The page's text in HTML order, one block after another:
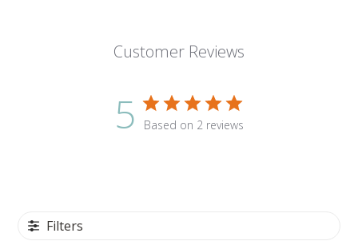
Customer Reviews
5 Based on 2 reviews
Filters